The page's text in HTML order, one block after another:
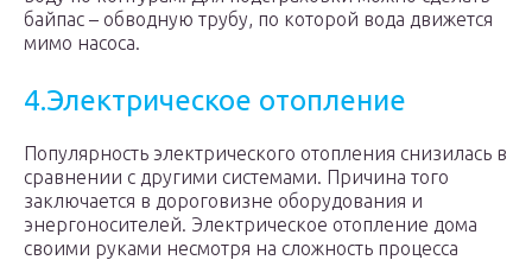
байпас – обводную трубу, по которой вода движется
мимо насоса.
4.Электрическое отопление
Популярность электрического отопления снизилась в
сравнении с другими системами. Причина того
заключается в дороговизне оборудования и
энергоносителей. Электрическое отопление дома
своими руками несмотря на сложность процесса